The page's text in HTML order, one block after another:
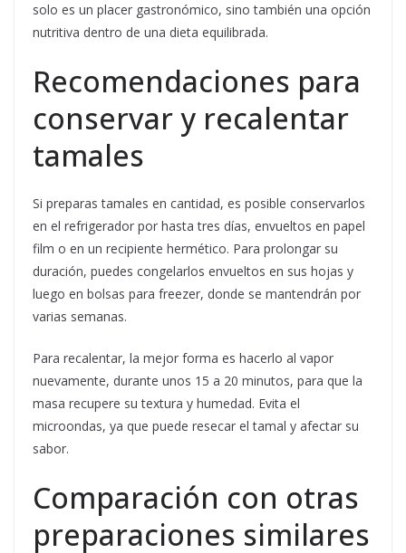
solo es un placer gastronómico, sino también una opción
nutritiva dentro de una dieta equilibrada.
Recomendaciones para
conservar y recalentar
tamales
Si preparas tamales en cantidad, es posible conservarlos
en el refrigerador por hasta tres días, envueltos en papel
film o en un recipiente hermético. Para prolongar su
duración, puedes congelarlos envueltos en sus hojas y
luego en bolsas para freezer, donde se mantendrán por
varias semanas.
Para recalentar, la mejor forma es hacerlo al vapor
nuevamente, durante unos 15 a 20 minutos, para que la
masa recupere su textura y humedad. Evita el
microondas, ya que puede resecar el tamal y afectar su
sabor.
Comparación con otras
preparaciones similares